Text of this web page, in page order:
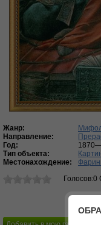
Жанр:
Направление:
Год:
Тип объекта:
Местонахождение: